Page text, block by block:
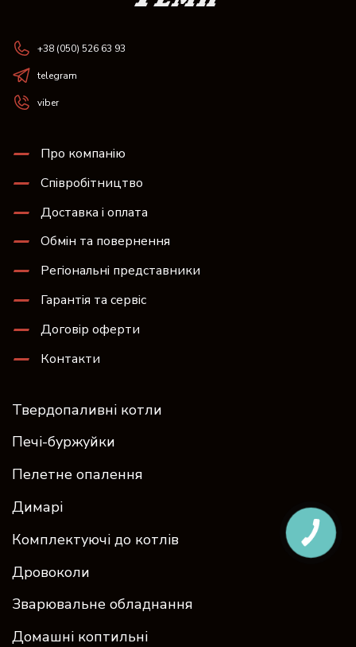
+38 (050) 526 63 93
telegram
viber
Про компанію
Співробітництво
Доставка і оплата
Обмін та повернення
Регіональні представники
Гарантія та сервіс
Договір оферти
Контакти
Твердопаливні котли
Печі-буржуйки
Пелетне опалення
Димарі
Комплектуючі до котлів
Дровоколи
Зварювальне обладнання
Домашні коптильні